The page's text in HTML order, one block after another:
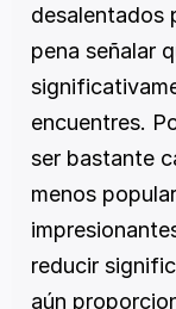
desalentados
pena señalar
encuentres.
ser bastante
menos
reducir
aún